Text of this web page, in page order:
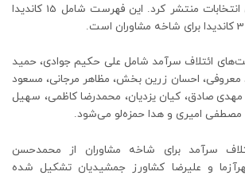
کاندیداهای خود را برای انتخابات منتشر کرد. این فهرست شامل 15 کاندیدا
ائتلاف سرآمد شامل علی حکیم جوادی، حمید
معروفی، احسان زرین بخش، مظاهر مرجانی، مسعود
صادق، کیان یزدیان، محمدرضا کاظمی، سهیل
مصطفی امیری و هدا حمزه‌لو می‌شود.
سرآمد برای شاخه مشاوران از محمدحسن
و علیرضا کشاورز جمشیدیان تشکیل شده